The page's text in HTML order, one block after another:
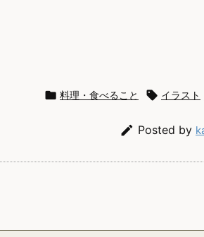
 料理・食べること  イラスト
 Posted by